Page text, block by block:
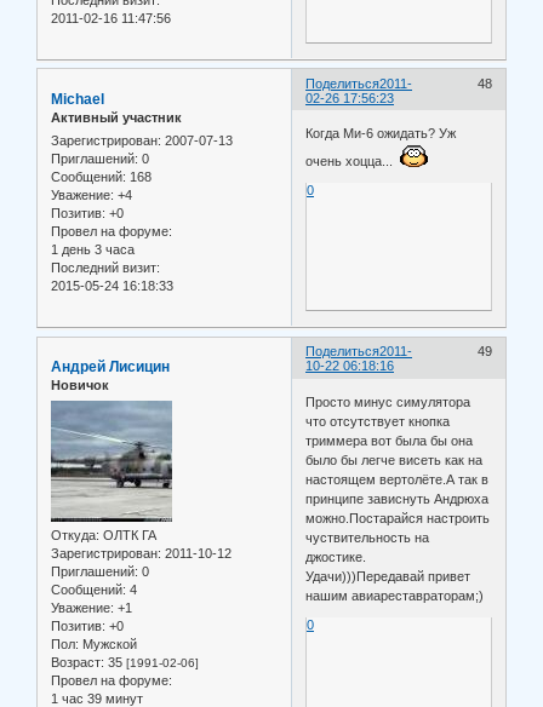
2011-02-16 11:47:56
Поделиться 48
2011-
02-26 17:56:23
Michael
Активный участник
Зарегистрирован: 2007-07-13
Приглашений: 0
Сообщений: 168
Уважение: +4
Позитив: +0
Провел на форуме:
1 день 3 часа
Последний визит:
2015-05-24 16:18:33
Когда Ми-6 ожидать? Уж
очень хоцца...
0
Поделиться 49
2011-
10-22 06:18:16
Андрей Лисицин
Новичок
Откуда: ОЛТК ГА
Зарегистрирован: 2011-10-12
Приглашений: 0
Сообщений: 4
Уважение: +1
Позитив: +0
Пол: Мужской
Возраст: 35 [1991-02-06]
Провел на форуме:
1 час 39 минут
Просто минус симулятора
что отсутствует кнопка
триммера вот была бы она
было бы легче висеть как на
настоящем вертолёте.А так в
принципе зависнуть Андрюха
можно.Постарайся настроить
чуствительность на
джостике.
Удачи)))Передавай привет
нашим авиареставраторам;)
0